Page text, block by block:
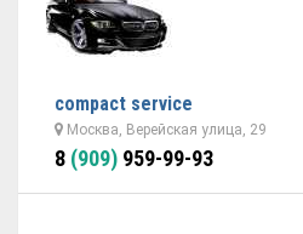
compact service
Москва, Верейская улица, 29
8 (909) 959-99-93